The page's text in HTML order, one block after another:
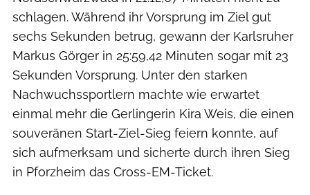
schlagen. Während ihr Vorsprung im Ziel gut
sechs Sekunden betrug, gewann der Karlsruher
Markus Görger in 25:59,42 Minuten sogar mit 23
Sekunden Vorsprung. Unter den starken
Nachwuchssportlern machte wie erwartet
einmal mehr die Gerlingerin Kira Weis, die einen
souveränen Start-Ziel-Sieg feiern konnte, auf
sich aufmerksam und sicherte durch ihren Sieg
in Pforzheim das Cross-EM-Ticket.